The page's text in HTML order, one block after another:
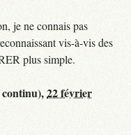
je ne connais pas
vis-à-vis des
plus simple.
continu),22 février